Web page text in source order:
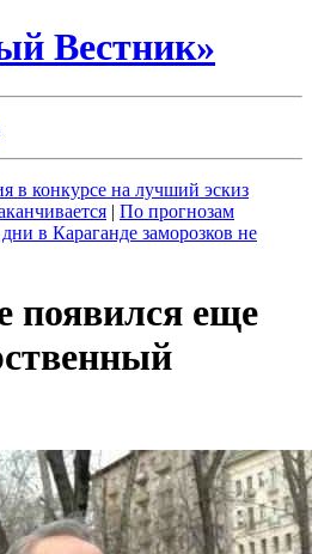
Вестник»
в конкурсе на лучший эскиз
| По прогнозам
в Караганде заморозков не
появился еще